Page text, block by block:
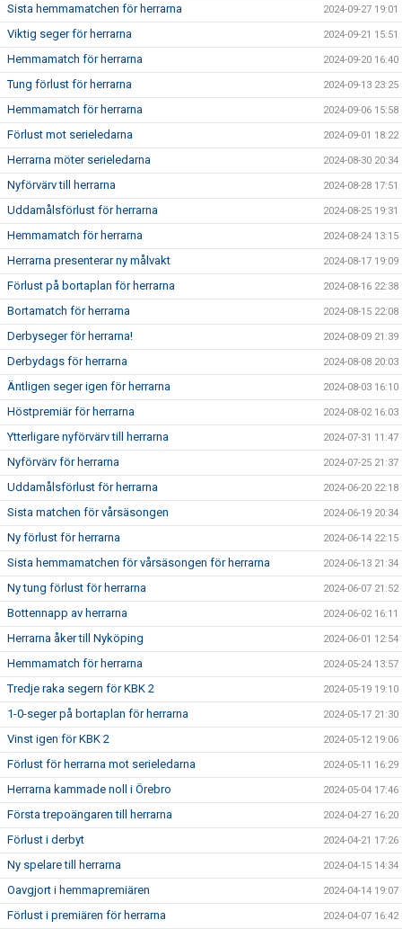
Sista hemmamatchen för herrarna 2024-09-27 19:01
Viktig seger för herrarna 2024-09-21 15:51
Hemmamatch för herrarna 2024-09-20 16:40
Tung förlust för herrarna 2024-09-13 23:25
Hemmamatch för herrarna 2024-09-06 15:58
Förlust mot serieledarna 2024-09-01 18:22
Herrarna möter serieledarna 2024-08-30 20:34
Nyförvärv till herrarna 2024-08-28 17:51
Uddamålsförlust för herrarna 2024-08-25 19:31
Hemmamatch för herrarna 2024-08-24 13:15
Herrarna presenterar ny målvakt 2024-08-17 19:09
Förlust på bortaplan för herrarna 2024-08-16 22:38
Bortamatch för herrarna 2024-08-15 22:08
Derbyseger för herrarna! 2024-08-09 21:39
Derbydags för herrarna 2024-08-08 20:03
Äntligen seger igen för herrarna 2024-08-03 16:10
Höstpremiär för herrarna 2024-08-02 16:03
Ytterligare nyförvärv till herrarna 2024-07-31 11:47
Nyförvärv för herrarna 2024-07-25 21:37
Uddamålsförlust för herrarna 2024-06-20 22:18
Sista matchen för vårsäsongen 2024-06-19 20:34
Ny förlust för herrarna 2024-06-14 22:15
Sista hemmamatchen för vårsäsongen för herrarna 2024-06-13 21:34
Ny tung förlust för herrarna 2024-06-07 21:52
Bottennapp av herrarna 2024-06-02 16:11
Herrarna åker till Nyköping 2024-06-01 12:54
Hemmamatch för herrarna 2024-05-24 13:57
Tredje raka segern för KBK 2 2024-05-19 19:10
1-0-seger på bortaplan för herrarna 2024-05-17 21:30
Vinst igen för KBK 2 2024-05-12 19:06
Förlust för herrarna mot serieledarna 2024-05-11 16:29
Herrarna kammade noll i Örebro 2024-05-04 17:46
Första trepoängaren till herrarna 2024-04-27 16:20
Förlust i derbyt 2024-04-21 17:26
Ny spelare till herrarna 2024-04-15 14:34
Oavgjort i hemmapremiären 2024-04-14 19:07
Förlust i premiären för herrarna 2024-04-07 16:42